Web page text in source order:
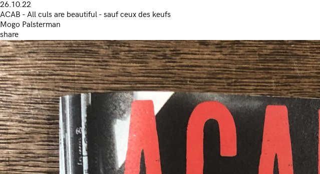
26.10.22
ACAB - All culs are beautiful - sauf ceux des keufs
Mogo Palsterman
share